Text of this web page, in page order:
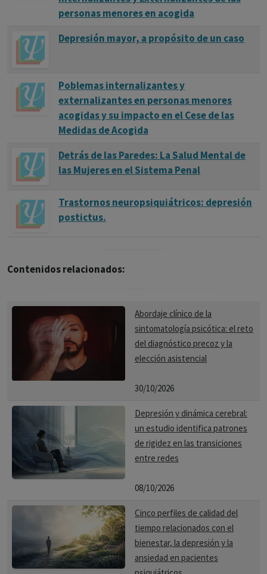
personas menores en acogida
Depresión mayor, a propósito de un caso
Poblemas internalizantes y
externalizantes en personas menores
acogidas y su impacto en el Cese de las
Medidas de Acogida
Detrás de las Paredes: La Salud Mental de
las Mujeres en el Sistema Penal
Trastornos neuropsiquiátricos: depresión
postictus.
Contenidos relacionados:
Abordaje clínico de la
sintomatología psicótica: el reto
del diagnóstico precoz y la
elección asistencial
30/10/2026
Depresión y dinámica cerebral:
un estudio identifica patrones
de rigidez en las transiciones
entre redes
08/10/2026
Cinco perfiles de calidad del
tiempo relacionados con el
bienestar, la depresión y la
ansiedad en pacientes